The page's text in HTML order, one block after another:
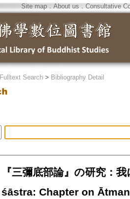
Site map．About us ． Consultative
Fulltext Search > Bibliography Detail
『三彌底部論』の研究：
śāstra: Chapter on